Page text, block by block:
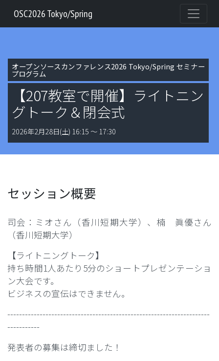
OSC2026 Tokyo/Spring
オープンソースカンファレンス2026 Tokyo/Spring セミナー
プログラム
【207教室で開催】ライトニン
グトーク＆閉会式
2026年2月28日(土) 16:15 〜 17:30
セッション概要
司会：ミオさん（香川短期大学）、楠 眞優さん
（香川短期大学）
【ライトニングトーク】
持ち時間1人あたり5分のショートプレゼンテーショ
ン大会です。
ビジネスの宣伝はできません。
---------------------------------------------------------------------
-----------
発表者の募集は締切ました！